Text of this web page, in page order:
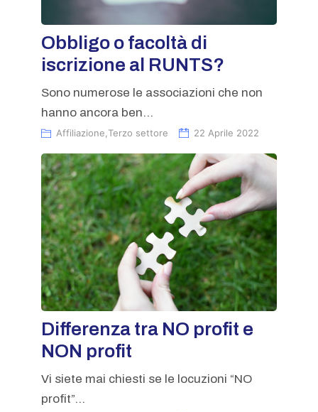
Obbligo o facoltà di
iscrizione al RUNTS?
Sono numerose le associazioni che non
hanno ancora ben...
Affiliazione Terzo settore 22 Aprile 2022
Differenza tra NO profit e
NON profit
Vi siete mai chiesti se le locuzioni “NO
profit”...